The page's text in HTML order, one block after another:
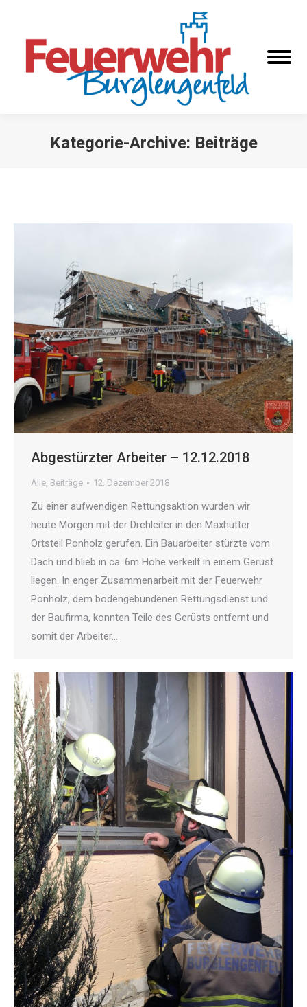
Kategorie-Archive: Beiträge
Abgestürzter Arbeiter – 12.12.2018
Alle, Beiträge 12. Dezember 2018
Zu einer aufwendigen Rettungsaktion wurden wir
heute Morgen mit der Drehleiter in den Maxhütter
Ortsteil Ponholz gerufen. Ein Bauarbeiter stürzte vom
Dach und blieb in ca. 6m Höhe verkeilt in einem Gerüst
liegen. In enger Zusammenarbeit mit der Feuerwehr
Ponholz, dem bodengebundenen Rettungsdienst und
der Baufirma, konnten Teile des Gerüsts entfernt und
somit der Arbeiter…